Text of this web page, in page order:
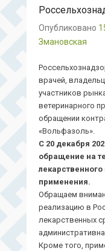
Опубликовано
Змановская
врачей,
участников
ветеринарного
обращении
«Вольфазоль».
С 20 декабря
обращение на
применения.
Обращаем
реализацию в
лекарственных
Кроме того,